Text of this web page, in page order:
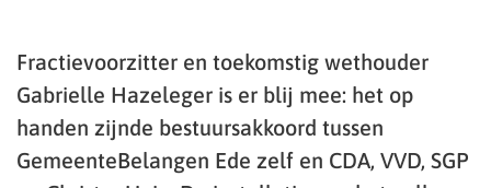
Fractievoorzitter en toekomstig wethouder
Gabrielle Hazeleger is er blij mee: het op
handen zijnde bestuursakkoord tussen
GemeenteBelangen Ede zelf en CDA, VVD, SGP